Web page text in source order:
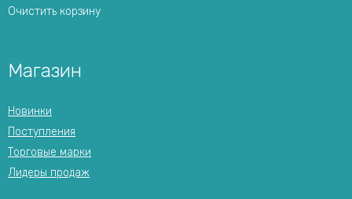
Очистить корзину
Магазин
Новинки
Поступления
Торговые марки
Лидеры продаж